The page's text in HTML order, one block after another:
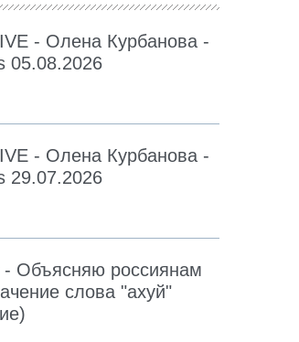
- Олена Курбанова -
05.08.2026
- Олена Курбанова -
29.07.2026
Объясняю россиянам
слова "ахуй"